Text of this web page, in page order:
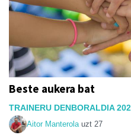
Beste aukera bat
TRAINERU DENBORALDIA
Aitor Manterola uzt 27